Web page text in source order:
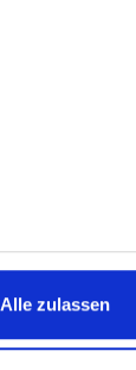
Alle zulassen